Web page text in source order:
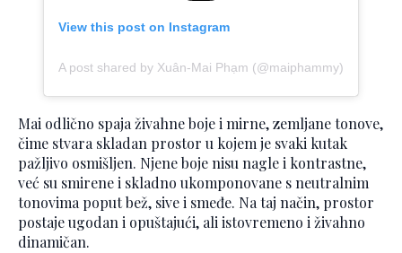
View this post on Instagram
A post shared by Xuân-Mai Phạm (@maiphammy)
Mai odlično spaja živahne boje i mirne, zemljane tonove,
čime stvara skladan prostor u kojem je svaki kutak
pažljivo osmišljen. Njene boje nisu nagle i kontrastne,
već su smirene i skladno ukomponovane s neutralnim
tonovima poput bež, sive i smeđe. Na taj način, prostor
postaje ugodan i opuštajući, ali istovremeno i živahno
dinamičan.